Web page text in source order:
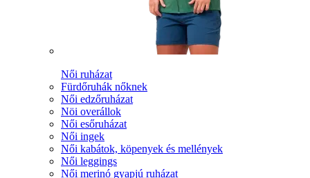
Női ruházat
Fürdőruhák nőknek
Női edzőruházat
Nöi overállok
Női esőruházat
Női ingek
Női kabátok, köpenyek és mellények
Női leggings
Női merinó gyapjú ruházat